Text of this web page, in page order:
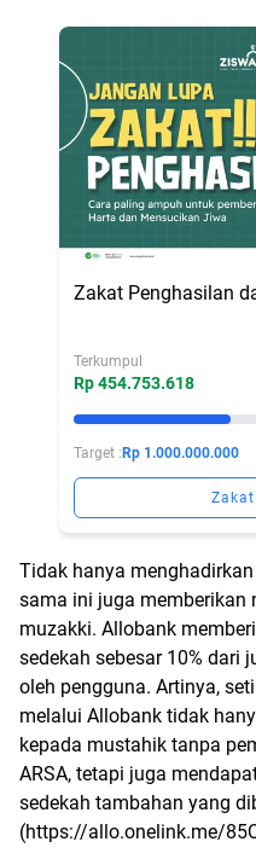
Zakat Penghasilan
Terkumpul
Rp 454.753.618
Target : Rp 1.000.000.000
Tidak hanya
sama ini juga memberikan
muzakki. Allobank
sedekah sebesar 10% dari
oleh pengguna. Artinya,
melalui Allobank tidak
kepada mustahik tanpa
ARSA, tetapi juga
sedekah tambahan yang
(https://allo.onelink.me/